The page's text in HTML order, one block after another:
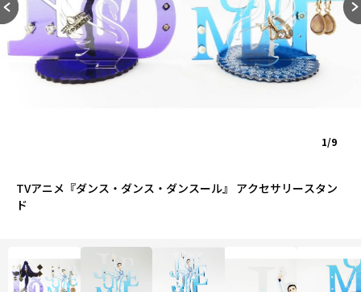
TVアニメ『ダンス・ダンス・ダンスール』 アクセサリースタン
ド
1/9